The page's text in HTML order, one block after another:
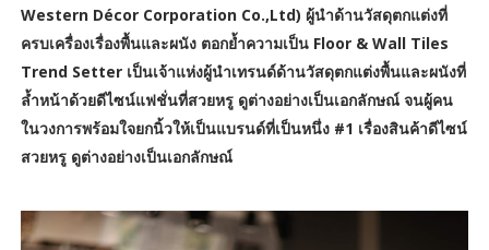
Western Décor Corporation Co.,Ltd) ผู้นำด้านวัสดุตกแต่งที่
ครบเครื่องเรื่องพื้นและผนัง ตอกย้ำความเป็น Floor & Wall Tiles
Trend Setter เป็นเจ้าแห่งผู้นำเทรนด์ด้านวัสดุตกแต่งพื้นและผนังที่
ล้ำหน้าด้วยดีไซน์แฟชั่นที่สวยหรู ดูต่างอย่างเป็นเอกลักษณ์ จนผู้คน
ในวงการพร้อมใจยกนิ้วให้เป็นแบรนด์ที่เป็นหนึ่ง #1 เรื่องสินค้าดีไซน์
สวยหรู ดูต่างอย่างเป็นเอกลักษณ์